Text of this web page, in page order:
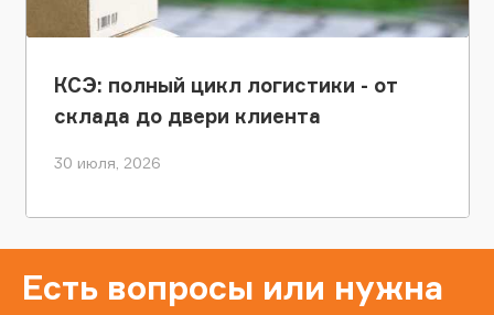
КСЭ: полный цикл логистики - от
склада до двери клиента
30 июля, 2026
Есть вопросы или нужна